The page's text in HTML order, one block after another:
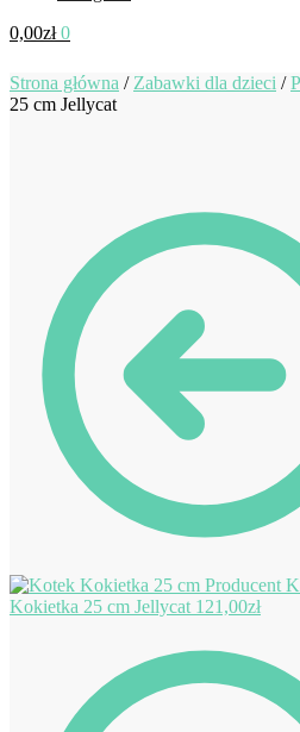
0,00zł 0
Strona główna / Zabawki dla dzieci /
25 cm Jellycat
Kokietka 25 cm Jellycat 121,00zł